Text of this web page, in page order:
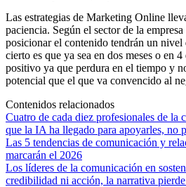
Las estrategias de Marketing Online
paciencia. Según el sector de la
posicionar el contenido tendrán un
cierto es que ya sea en dos meses o en
positivo ya que perdura en el tiempo y
potencial que el que va convencido al
Contenidos relacionados
Cuatro de cada diez profesionales de la
que la IA ha llegado para apoyarles, no
Las 5 tendencias de comunicación y
marcarán el 2026
Los líderes de la comunicación en
credibilidad ni acción, la narrativa